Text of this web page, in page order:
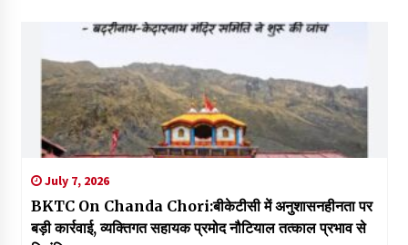
July 7, 2026
BKTC On Chanda Chori:बीकेटीसी में अनुशासनहीनता पर
बड़ी कार्रवाई, व्यक्तिगत सहायक प्रमोद नौटियाल तत्काल प्रभाव से